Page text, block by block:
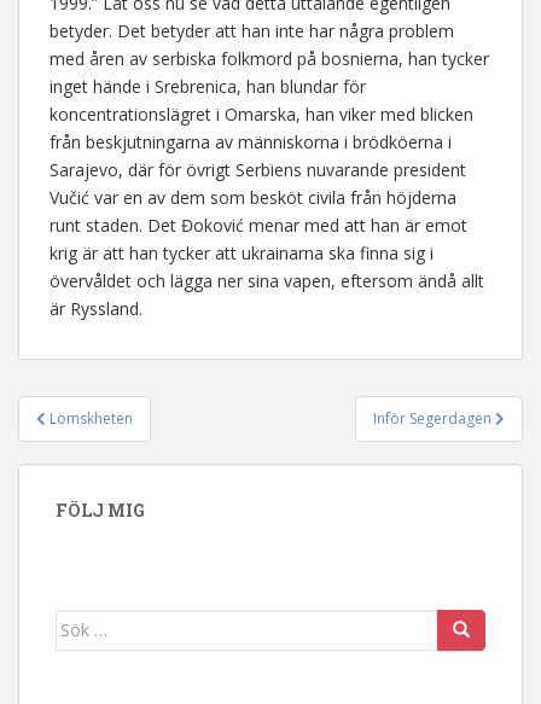
betyder. Det betyder att han inte har några problem
med åren av serbiska folkmord på bosnierna, han tycker
inget hände i Srebrenica, han blundar för
koncentrationslägret i Omarska, han viker med blicken
från beskjutningarna av människorna i brödköerna i
Sarajevo, där för övrigt Serbiens nuvarande president
Vučić var en av dem som besköt civila från höjderna
runt staden. Det Đoković menar med att han är emot
krig är att han tycker att ukrainarna ska finna sig i
övervåldet och lägga ner sina vapen, eftersom ändå allt
är Ryssland.
Inläggsnavigering
Lömskheten Inför Segerdagen
FÖLJ MIG
Sök efter: